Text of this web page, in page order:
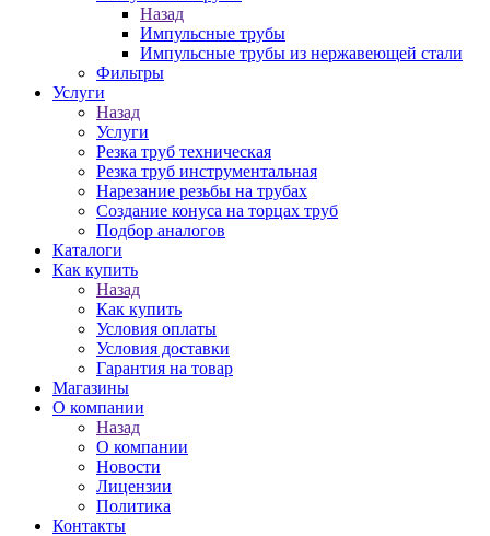
Назад
Импульсные трубы
Импульсные трубы из нержавеющей стали
Фильтры
Услуги
Назад
Услуги
Резка труб техническая
Резка труб инструментальная
Нарезание резьбы на трубах
Создание конуса на торцах труб
Подбор аналогов
Каталоги
Как купить
Назад
Как купить
Условия оплаты
Условия доставки
Гарантия на товар
Магазины
О компании
Назад
О компании
Новости
Лицензии
Политика
Контакты